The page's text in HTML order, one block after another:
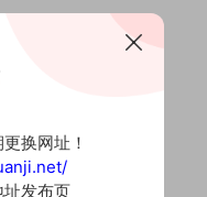
换网址！
发布页